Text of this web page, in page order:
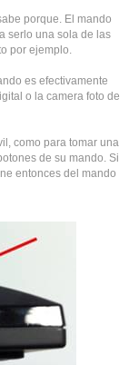
porque. El mando
serlo una sola de las
por ejemplo.
es efectivamente
o la camera foto de
como para tomar una
de su mando. Si
entonces del mando